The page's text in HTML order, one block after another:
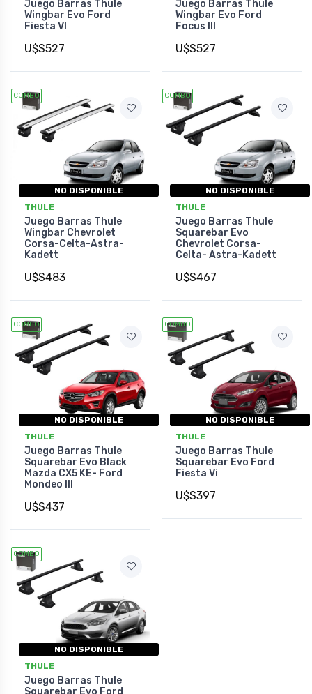
Juego Barras Thule
Wingbar Evo Ford
Fiesta VI
U$S527
Juego Barras Thule
Wingbar Evo Ford
Focus III
U$S527
COMBO
NO DISPONIBLE
THULE
Juego Barras Thule
Wingbar Chevrolet
Corsa-Celta-Astra-
Kadett
U$S483
COMBO
NO DISPONIBLE
THULE
Juego Barras Thule
Squarebar Evo
Chevrolet Corsa-
Celta- Astra-Kadett
U$S467
COMBO
NO DISPONIBLE
THULE
Juego Barras Thule
Squarebar Evo Black
Mazda CX5 KE- Ford
Mondeo III
U$S437
COMBO
NO DISPONIBLE
THULE
Juego Barras Thule
Squarebar Evo Ford
Fiesta Vi
U$S397
COMBO
NO DISPONIBLE
THULE
Juego Barras Thule
Squarebar Evo Ford